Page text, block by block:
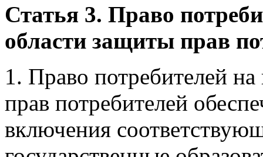
Статья 3. Право
области защиты прав
1. Право потребителей
прав потребителей
включения